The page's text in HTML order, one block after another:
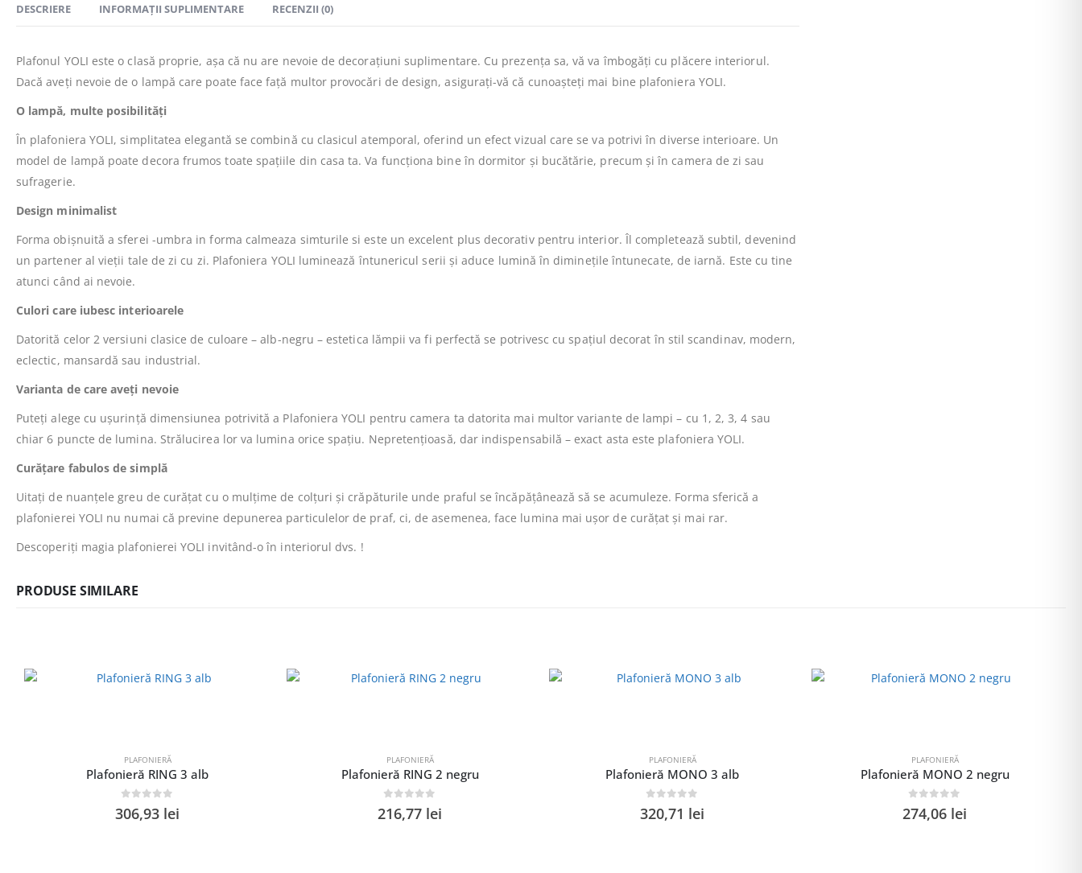
DESCRIERE INFORMAȚII SUPLIMENTARE RECENZII (0)
Plafonul YOLI este o clasă proprie, așa că nu are nevoie de decorațiuni suplimentare. Cu prezența sa, vă va îmbogăți cu plăcere interiorul.
Dacă aveți nevoie de o lampă care poate face față multor provocări de design, asigurați-vă că cunoașteți mai bine plafoniera YOLI.
O lampă, multe posibilități
În plafoniera YOLI, simplitatea elegantă se combină cu clasicul atemporal, oferind un efect vizual care se va potrivi în diverse interioare. Un
model de lampă poate decora frumos toate spațiile din casa ta. Va funcționa bine în dormitor și bucătărie, precum și în camera de zi sau
sufragerie.
Design minimalist
Forma obișnuită a sferei -umbra in forma calmeaza simturile si este un excelent plus decorativ pentru interior. Îl completează subtil, devenind
un partener al vieții tale de zi cu zi. Plafoniera YOLI luminează întunericul serii și aduce lumină în diminețile întunecate, de iarnă. Este cu tine
atunci când ai nevoie.
Culori care iubesc interioarele
Datorită celor 2 versiuni clasice de culoare – alb-negru – estetica lămpii va fi perfectă se potrivesc cu spațiul decorat în stil scandinav, modern,
eclectic, mansardă sau industrial.
Varianta de care aveți nevoie
Puteți alege cu ușurință dimensiunea potrivită a Plafoniera YOLI pentru camera ta datorita mai multor variante de lampi – cu 1, 2, 3, 4 sau
chiar 6 puncte de lumina. Strălucirea lor va lumina orice spațiu. Nepretențioasă, dar indispensabilă – exact asta este plafoniera YOLI.
Curățare fabulos de simplă
Uitați de nuanțele greu de curățat cu o mulțime de colțuri și crăpăturile unde praful se încăpățânează să se acumuleze. Forma sferică a
plafonierei YOLI nu numai că previne depunerea particulelor de praf, ci, de asemenea, face lumina mai ușor de curățat și mai rar.
Descoperiți magia plafonierei YOLI invitând-o în interiorul dvs. !
PRODUSE SIMILARE
PLAFONIERĂ
Plafonieră RING 3 alb
out of 5
306,93 lei
PLAFONIERĂ
Plafonieră RING 2 negru
out of 5
216,77 lei
PLAFONIERĂ
Plafonieră MONO 3 alb
out of 5
320,71 lei
PLAFONIERĂ
Plafonieră MONO 2 negru
out of 5
274,06 lei